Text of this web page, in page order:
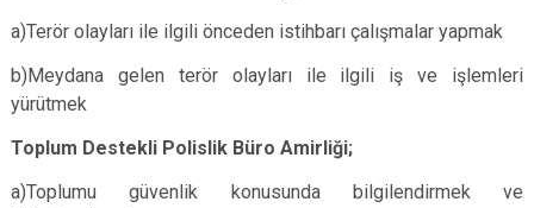
a)Terör olayları ile ilgili önceden istihbarı çalışmalar yapmak
b)Meydana gelen terör olayları ile ilgili iş ve işlemleri
yürütmek
Toplum Destekli Polislik Büro Amirliği;
a)Toplumu güvenlik konusunda bilgilendirmek ve